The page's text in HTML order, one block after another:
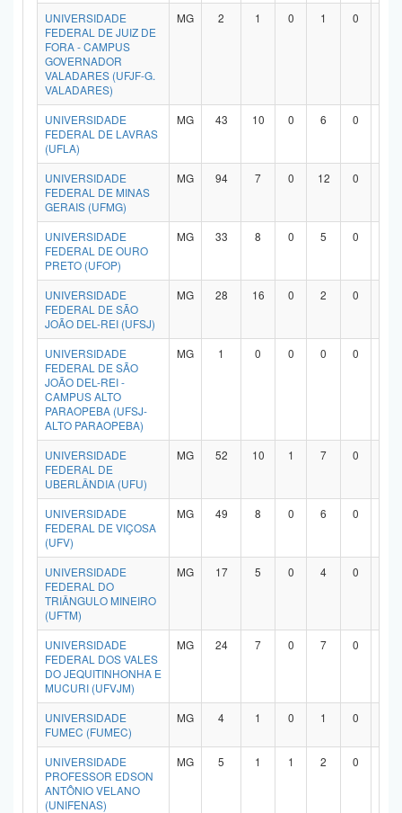
UNIVERSIDADE
FEDERAL DE JUIZ DE
FORA - CAMPUS
GOVERNADOR
VALADARES (UFJF-G.
VALADARES)
MG 2 1 0 1 0
UNIVERSIDADE
FEDERAL DE LAVRAS
(UFLA)
MG 43 10 0 6 0
UNIVERSIDADE
FEDERAL DE MINAS
GERAIS (UFMG)
MG 94 7 0 12 0
UNIVERSIDADE
FEDERAL DE OURO
PRETO (UFOP)
MG 33 8 0 5 0
UNIVERSIDADE
FEDERAL DE SÃO
JOÃO DEL-REI (UFSJ)
MG 28 16 0 2 0
UNIVERSIDADE
FEDERAL DE SÃO
JOÃO DEL-REI -
CAMPUS ALTO
PARAOPEBA (UFSJ-
ALTO PARAOPEBA)
MG 1 0 0 0 0
UNIVERSIDADE
FEDERAL DE
UBERLÂNDIA (UFU)
MG 52 10 1 7 0
UNIVERSIDADE
FEDERAL DE VIÇOSA
(UFV)
MG 49 8 0 6 0
UNIVERSIDADE
FEDERAL DO
TRIÂNGULO MINEIRO
(UFTM)
MG 17 5 0 4 0
UNIVERSIDADE
FEDERAL DOS VALES
DO JEQUITINHONHA E
MUCURI (UFVJM)
MG 24 7 0 7 0
UNIVERSIDADE
FUMEC (FUMEC)
MG 4 1 0 1 0
UNIVERSIDADE
PROFESSOR EDSON
ANTÔNIO VELANO
(UNIFENAS)
MG 5 1 1 2 0